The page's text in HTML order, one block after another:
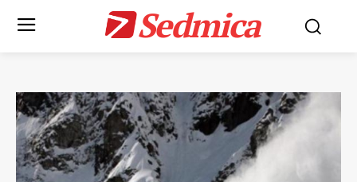
Sedmica